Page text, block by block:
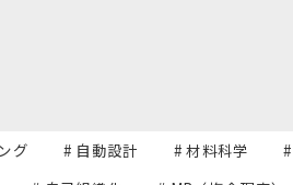
グ # 自動設計 # 材料科学